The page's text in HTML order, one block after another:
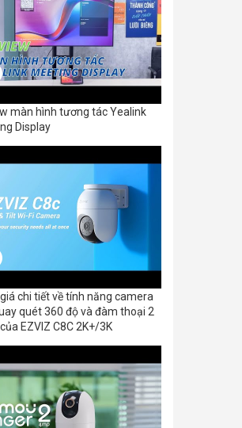
màn hình tương tác Yealink
Display
chi tiết về tính năng camera
quét 360 độ và đàm thoại 2
EZVIZ C8C 2K+/3K